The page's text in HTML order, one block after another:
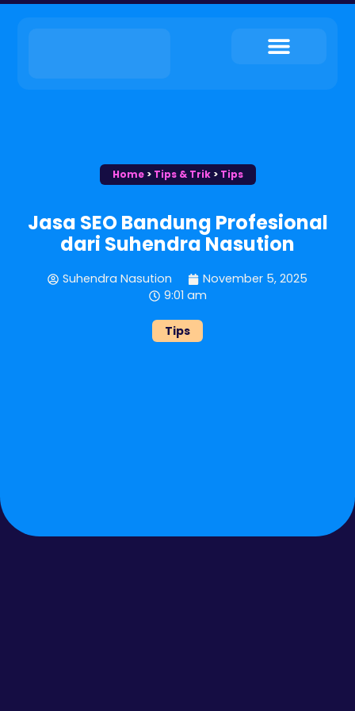
Home> Tips & Trik> Tips
Jasa SEO Bandung Profesional
dari Suhendra Nasution
Suhendra Nasution
November 5, 2025
9:01 am
Tips